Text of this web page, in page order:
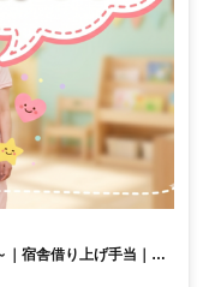
宿舎借り上げ手当｜カ